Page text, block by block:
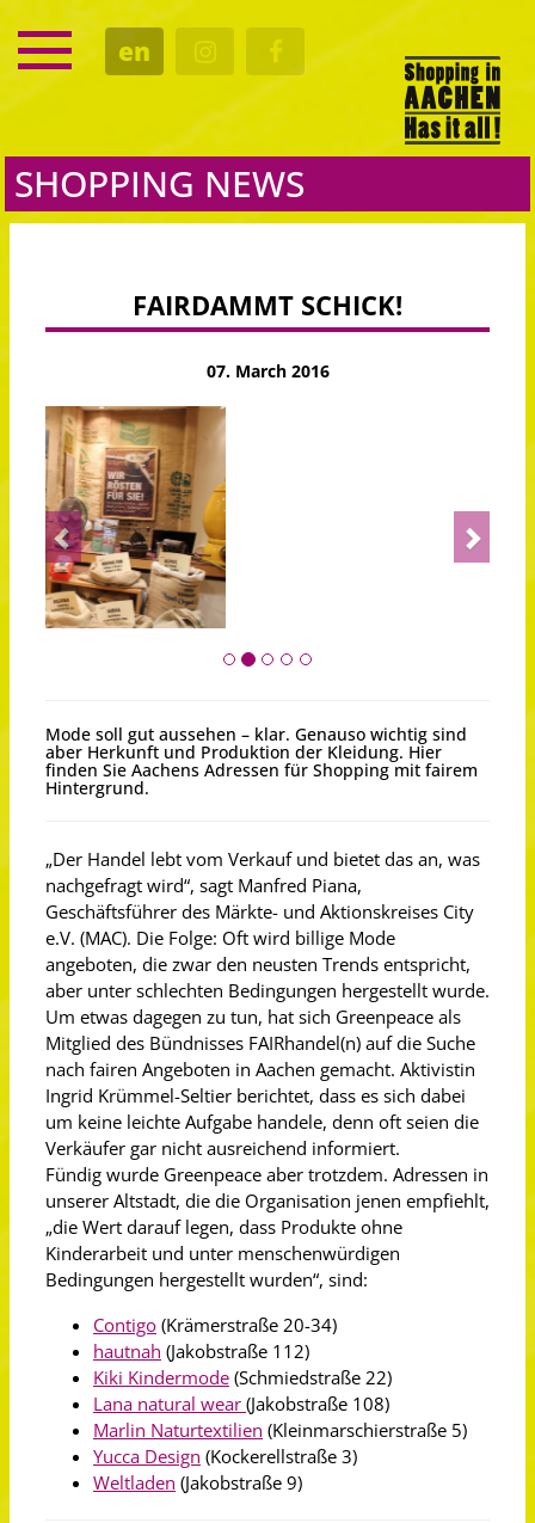
en
SERVICE
DATES
SHOPPING NEWS
FAIRDAMMT SCHICK!
07. March 2016
Previous Next
Mode soll gut aussehen – klar. Genauso wichtig sind
aber Herkunft und Produktion der Kleidung. Hier
finden Sie Aachens Adressen für Shopping mit fairem
Hintergrund.
„Der Handel lebt vom Verkauf und bietet das an, was
nachgefragt wird“, sagt Manfred Piana,
Geschäftsführer des Märkte- und Aktionskreises City
e.V. (MAC). Die Folge: Oft wird billige Mode
angeboten, die zwar den neusten Trends entspricht,
aber unter schlechten Bedingungen hergestellt wurde.
Um etwas dagegen zu tun, hat sich Greenpeace als
Mitglied des Bündnisses FAIRhandel(n) auf die Suche
nach fairen Angeboten in Aachen gemacht. Aktivistin
Ingrid Krümmel-Seltier berichtet, dass es sich dabei
um keine leichte Aufgabe handele, denn oft seien die
Verkäufer gar nicht ausreichend informiert.
Fündig wurde Greenpeace aber trotzdem. Adressen in
unserer Altstadt, die die Organisation jenen empfiehlt,
„die Wert darauf legen, dass Produkte ohne
Kinderarbeit und unter menschenwürdigen
Bedingungen hergestellt wurden“, sind:
Contigo (Krämerstraße 20-34)
hautnah (Jakobstraße 112)
Kiki Kindermode (Schmiedstraße 22)
Lana natural wear (Jakobstraße 108)
Marlin Naturtextilien (Kleinmarschierstraße 5)
Yucca Design (Kockerellstraße 3)
Weltladen (Jakobstraße 9)